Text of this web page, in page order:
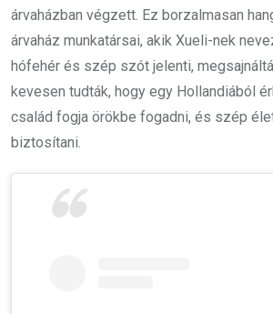
árvaházban végzett. Ez borzalmasan
árvaház munkatársai, akik Xueli-nek
hófehér és szép szót jelenti,
kevesen tudták, hogy egy Hollandiából
család fogja örökbe fogadni, és szép
biztosítani.